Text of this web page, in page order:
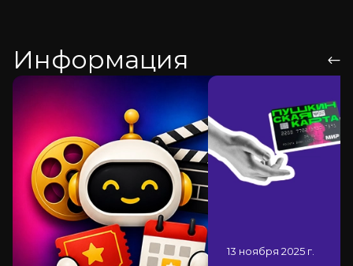
Информация
13 ноября 2025 г.